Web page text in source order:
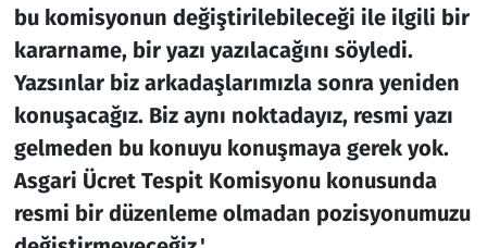
bu komisyonun değiştirilebileceği ile ilgili bir
kararname, bir yazı yazılacağını söyledi.
Yazsınlar biz arkadaşlarımızla sonra yeniden
konuşacağız. Biz aynı noktadayız, resmi yazı
gelmeden bu konuyu konuşmaya gerek yok.
Asgari Ücret Tespit Komisyonu konusunda
resmi bir düzenleme olmadan pozisyonumuzu